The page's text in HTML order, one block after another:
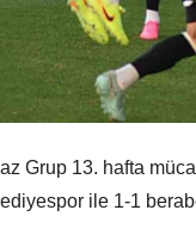
Grup 13. hafta
ile 1-1